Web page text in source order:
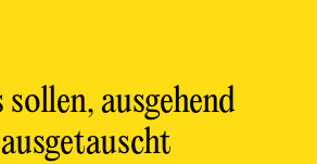
ausgehend